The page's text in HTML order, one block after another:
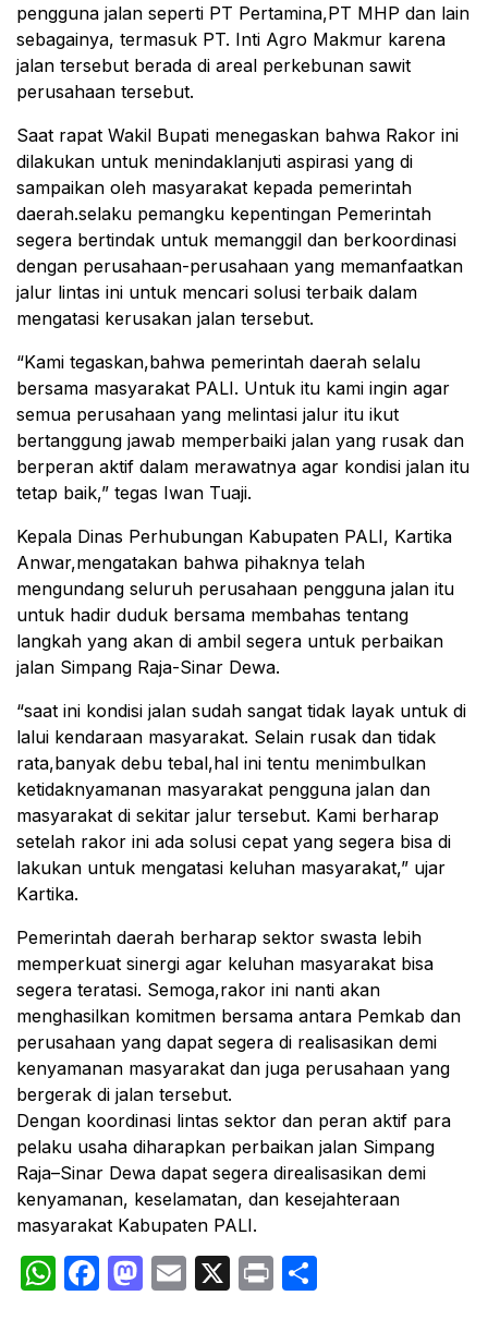
pengguna jalan seperti PT Pertamina,PT MHP dan lain
sebagainya, termasuk PT. Inti Agro Makmur karena
jalan tersebut berada di areal perkebunan sawit
perusahaan tersebut.
Saat rapat Wakil Bupati menegaskan bahwa Rakor ini
dilakukan untuk menindaklanjuti aspirasi yang di
sampaikan oleh masyarakat kepada pemerintah
daerah.selaku pemangku kepentingan Pemerintah
segera bertindak untuk memanggil dan berkoordinasi
dengan perusahaan-perusahaan yang memanfaatkan
jalur lintas ini untuk mencari solusi terbaik dalam
mengatasi kerusakan jalan tersebut.
“Kami tegaskan,bahwa pemerintah daerah selalu
bersama masyarakat PALI. Untuk itu kami ingin agar
semua perusahaan yang melintasi jalur itu ikut
bertanggung jawab memperbaiki jalan yang rusak dan
berperan aktif dalam merawatnya agar kondisi jalan itu
tetap baik,” tegas Iwan Tuaji.
Kepala Dinas Perhubungan Kabupaten PALI, Kartika
Anwar,mengatakan bahwa pihaknya telah
mengundang seluruh perusahaan pengguna jalan itu
untuk hadir duduk bersama membahas tentang
langkah yang akan di ambil segera untuk perbaikan
jalan Simpang Raja-Sinar Dewa.
“saat ini kondisi jalan sudah sangat tidak layak untuk di
lalui kendaraan masyarakat. Selain rusak dan tidak
rata,banyak debu tebal,hal ini tentu menimbulkan
ketidaknyamanan masyarakat pengguna jalan dan
masyarakat di sekitar jalur tersebut. Kami berharap
setelah rakor ini ada solusi cepat yang segera bisa di
lakukan untuk mengatasi keluhan masyarakat,” ujar
Kartika.
Pemerintah daerah berharap sektor swasta lebih
memperkuat sinergi agar keluhan masyarakat bisa
segera teratasi. Semoga,rakor ini nanti akan
menghasilkan komitmen bersama antara Pemkab dan
perusahaan yang dapat segera di realisasikan demi
kenyamanan masyarakat dan juga perusahaan yang
bergerak di jalan tersebut.
Dengan koordinasi lintas sektor dan peran aktif para
pelaku usaha diharapkan perbaikan jalan Simpang
Raja–Sinar Dewa dapat segera direalisasikan demi
kenyamanan, keselamatan, dan kesejahteraan
masyarakat Kabupaten PALI.
WhatsApp
Facebook
Mastodon
Email
X Print